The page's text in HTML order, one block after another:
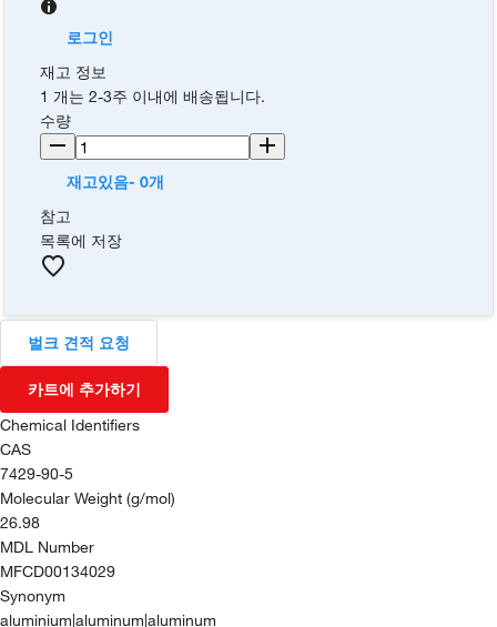
로그인
재고 정보
1 개는 2-3주 이내에 배송됩니다.
수량
재고있음- 0개
참고
목록에 저장
벌크 견적 요청
카트에 추가하기
Chemical Identifiers
CAS
7429-90-5
Molecular Weight (g/mol)
26.98
MDL Number
MFCD00134029
Synonym
aluminium|aluminum|aluminum